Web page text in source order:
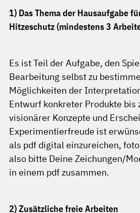
1) Das Thema der Hausaufgabe
Hitzeschutz (mindestens 3
Es ist Teil der Aufgabe, den
Bearbeitung selbst zu
Möglichkeiten der
Entwurf konkreter Produkte bis
visionärer Konzepte und
Experimentierfreude ist
als pdf digital einzureichen,
also bitte Deine Zeichungen/
in einem pdf zusammen.
2) Zusätzliche freie Arbeiten